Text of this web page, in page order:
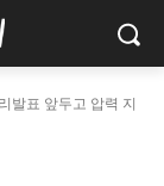
발표 앞두고 압력 지